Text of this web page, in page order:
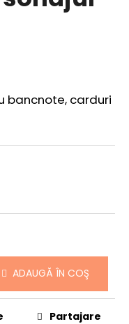
bancnote, carduri
ADAUGĂ ÎN COŞ
Partajare